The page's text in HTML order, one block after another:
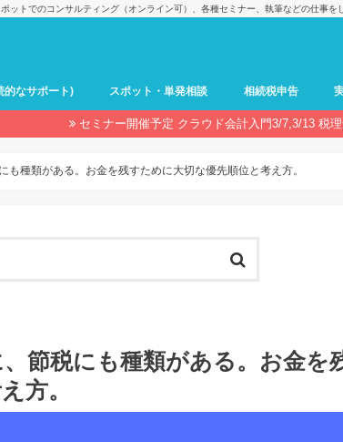
ットでのコンサルティング（オンライン可）、各種セミナー、執筆などの仕事
的なサポート) スポット・単発相談 相続税申告
セミナー開催予定 クラウド会計入門3/7,3/13 税
も種類がある。お金を残すために大切な優先順位と考え方。
節税にも種類がある。お金を
方。